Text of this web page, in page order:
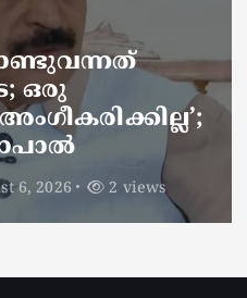
ഒരു
6, 2026 2 views